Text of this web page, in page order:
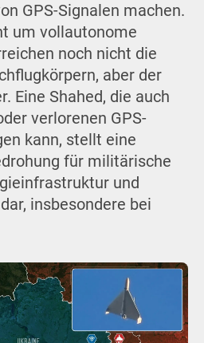
GPS-Signalen machen.
um vollautonome
noch nicht die
aber der
Eine Shahed, die auch
verlorenen GPS-
kann, stellt eine
für militärische
und
insbesondere bei